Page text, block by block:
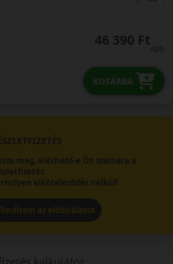
46 390 Ft
/db
KOSÁRBA
meg, elérhető-e Ön számára a
elköteleződés nélkül!
az előbírálatot